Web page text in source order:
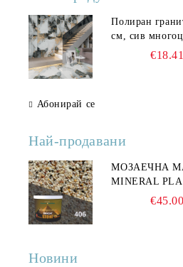
Полиран
см, сив
€18.41
Абонирай се
Най-продавани
МОЗАЕЧНА
MINERAL
КАМЪК 406€45.00
Новини